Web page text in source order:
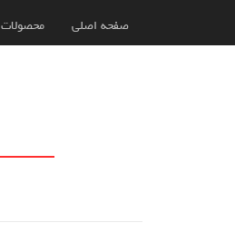
صفحه اصلی محصولات